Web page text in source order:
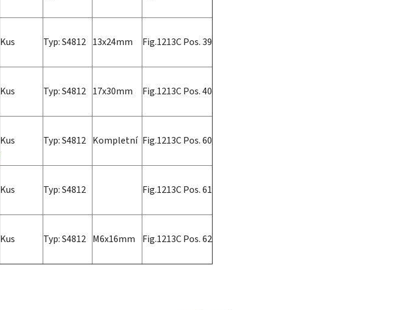
Kus Typ: S4812 13x24mm Fig.1213C Pos. 39
Kus Typ: S4812 17x30mm Fig.1213C Pos. 40
Kus Typ: S4812 Kompletní Fig.1213C Pos. 60
Kus Typ: S4812 Fig.1213C Pos. 61
Kus Typ: S4812 M6x16mm Fig.1213C Pos. 62